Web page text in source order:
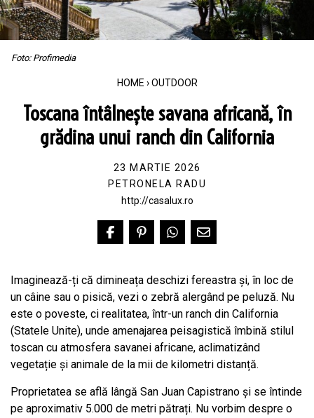
Foto: Profimedia
HOME › OUTDOOR
Toscana întâlnește savana africană, în
grădina unui ranch din California
23 MARTIE 2026
PETRONELA RADU
http://casalux.ro
Imaginează-ți că dimineața deschizi fereastra și, în loc de
un câine sau o pisică, vezi o zebră alergând pe peluză. Nu
este o poveste, ci realitatea, într-un ranch din California
(Statele Unite), unde amenajarea peisagistică îmbină stilul
toscan cu atmosfera savanei africane, aclimatizând
vegetație și animale de la mii de kilometri distanță.
Proprietatea se află lângă San Juan Capistrano și se întinde
pe aproximativ 5.000 de metri pătrați. Nu vorbim despre o